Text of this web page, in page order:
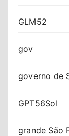
GLM52
gov
governo de
GPT56Sol
grande São